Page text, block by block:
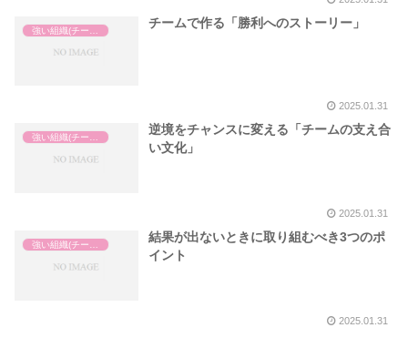
チームで作る「勝利へのストーリー」
2025.01.31
強い組織(チーム)の作り方
逆境をチャンスに変える「チームの支え合
い文化」
2025.01.31
結果が出ないときに取り組むべき3つのポ
イント
2025.01.31